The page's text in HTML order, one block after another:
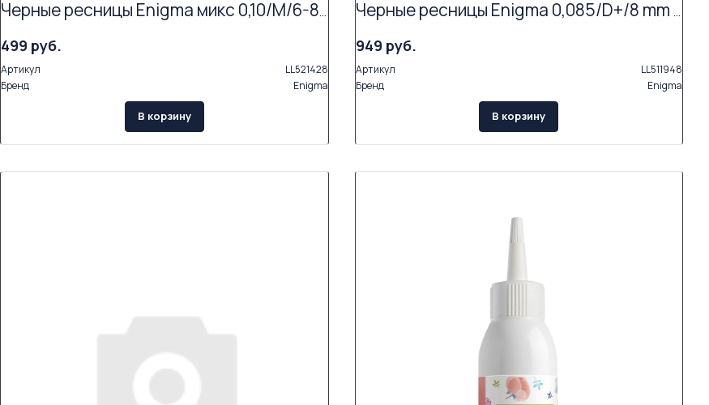
Черные ресницы Enigma микс 0,10/M/6-8 mm (6 линий)
499 руб.
Артикул
LL521428
Бренд
Enigma
В корзину
Черные ресницы Enigma 0,085/D+/8 mm + (16 линий)
949 руб.
Артикул
LL511948
Бренд
Enigma
В корзину